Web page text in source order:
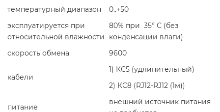
температурный диапазон
0..+50
эксплуатируется при
относительной влажности
80% при 35° С (без
конденсации влаги)
скорость обмена
9600
кабели
1) КС5 (удлинительный)
2) КС8 (RJ12-RJ12 (1м))
питание
внешний источник питания